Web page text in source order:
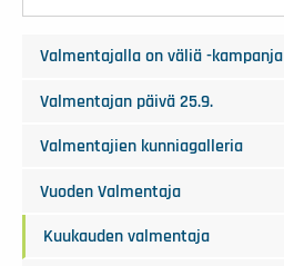
Valmentajalla on väliä -kampanja
Valmentajan päivä 25.9.
Valmentajien kunniagalleria
Vuoden Valmentaja
Kuukauden valmentaja